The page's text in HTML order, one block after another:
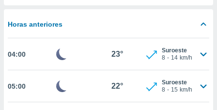
basada
permite
coste.
Horas anteriores
04:00 23°
Suroeste
8 - 14 km/h
05:00 22°
Suroeste
8 - 15 km/h